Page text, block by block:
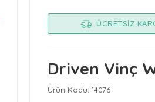
ÜCRETSIZ
Driven Vinç
Ürün Kodu: 14076